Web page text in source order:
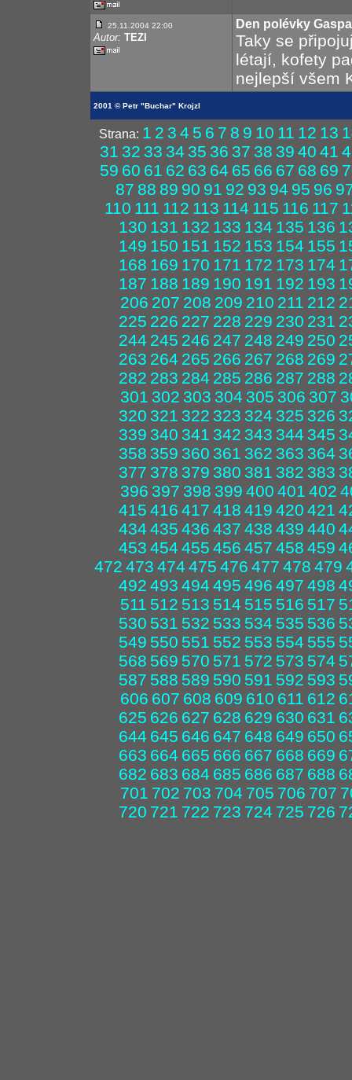
25.11.2004 22:00
Autor: TEZI
Den polévky
Taky se
létají, kofety
nejlepší všem
2001 © Petr "Buchar" Krojzl
Strana: 1 2 3 4 5 6 7 8 9 10 11 12 13
31 32 33 34 35 36 37 38 39 40 41
59 60 61 62 63 64 65 66 67 68 69
87 88 89 90 91 92 93 94 95 96
110 111 112 113 114 115 116 117
130 131 132 133 134 135 136
149 150 151 152 153 154 155
168 169 170 171 172 173 174
187 188 189 190 191 192 193
206 207 208 209 210 211 212
225 226 227 228 229 230 231
244 245 246 247 248 249 250
263 264 265 266 267 268 269
282 283 284 285 286 287 288
301 302 303 304 305 306 307
320 321 322 323 324 325 326
339 340 341 342 343 344 345
358 359 360 361 362 363 364
377 378 379 380 381 382 383
396 397 398 399 400 401 402
415 416 417 418 419 420 421
434 435 436 437 438 439 440
453 454 455 456 457 458 459
472 473 474 475 476 477 478 479
492 493 494 495 496 497 498
511 512 513 514 515 516 517
530 531 532 533 534 535 536
549 550 551 552 553 554 555
568 569 570 571 572 573 574
587 588 589 590 591 592 593
606 607 608 609 610 611 612
625 626 627 628 629 630 631
644 645 646 647 648 649 650
663 664 665 666 667 668 669
682 683 684 685 686 687 688
701 702 703 704 705 706 707
720 721 722 723 724 725 726